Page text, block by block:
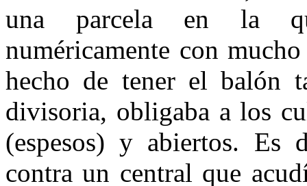
una parcela en la
numéricamente con
hecho de tener el balón
divisoria, obligaba a los
(espesos) y abiertos.
contra un central que